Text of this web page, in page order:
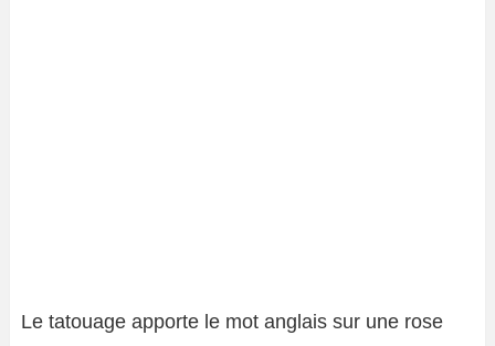
Le tatouage apporte le mot anglais sur une rose